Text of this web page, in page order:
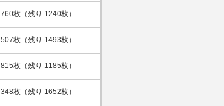
760枚（残り 1240枚）
507枚（残り 1493枚）
815枚（残り 1185枚）
348枚（残り 1652枚）